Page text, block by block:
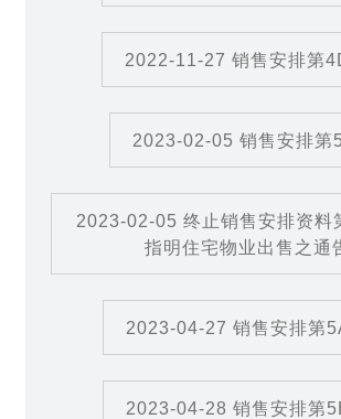
2022-11-27 销售安排第
2023-02-05 销售安排第
2023-02-05 终止销售安排资料
指明住宅物业出售之通
2023-04-27 销售安排第
2023-04-28 销售安排第